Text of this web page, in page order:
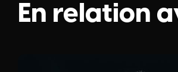
En relation